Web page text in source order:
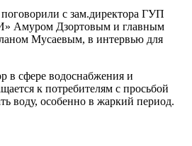
с зам.директора ГУП
Амуром Дзортовым и главным
Мусаевым, в интервью для
в сфере водоснабжения и
к потребителям с просьбой
воду, особенно в жаркий период.